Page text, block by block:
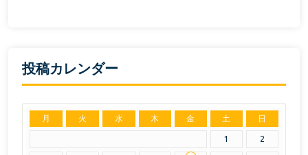
投稿カレンダー
月 火 水 木 金 土 日
1 2